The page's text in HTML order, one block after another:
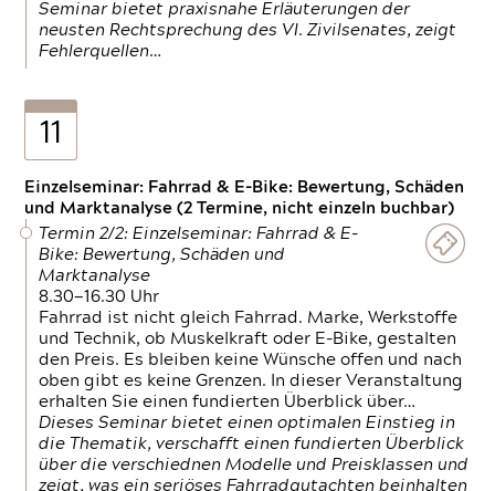
Seminar bietet praxisnahe Erläuterungen der
neusten Rechtsprechung des VI. Zivilsenates, zeigt
Fehlerquellen…
11
Einzelseminar: Fahrrad & E-Bike: Bewertung, Schäden
und Marktanalyse (2 Termine, nicht einzeln buchbar)
Termin 2/2: Einzelseminar: Fahrrad & E-
Bike: Bewertung, Schäden und
Marktanalyse
8.30—16.30 Uhr
Fahrrad ist nicht gleich Fahrrad. Marke, Werkstoffe
und Technik, ob Muskelkraft oder E-Bike, gestalten
den Preis. Es bleiben keine Wünsche offen und nach
oben gibt es keine Grenzen. In dieser Veranstaltung
erhalten Sie einen fundierten Überblick über…
Dieses Seminar bietet einen optimalen Einstieg in
die Thematik, verschafft einen fundierten Überblick
über die verschiednen Modelle und Preisklassen und
zeigt, was ein seriöses Fahrradgutachten beinhalten